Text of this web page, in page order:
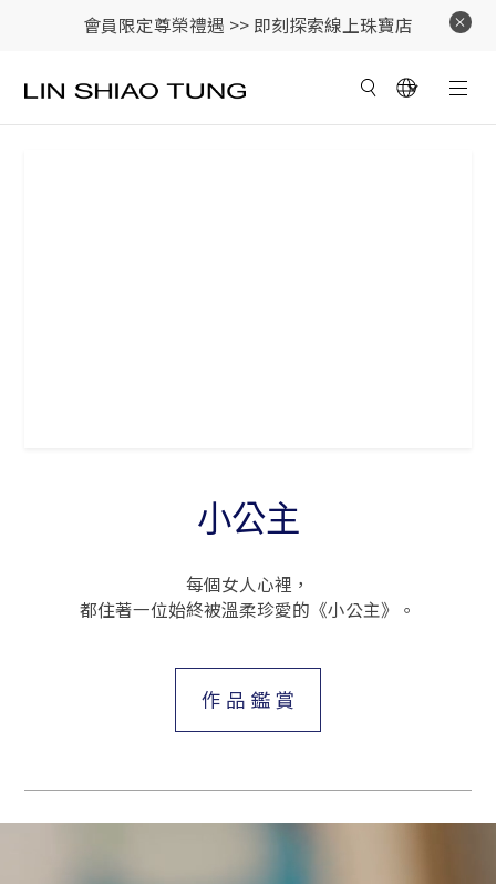
會員限定尊榮禮遇 >> 即刻探索線上珠寶店
小公主
每個女人心裡，
都住著一位始終被溫柔珍愛的《小公主》。
作 品 鑑 賞